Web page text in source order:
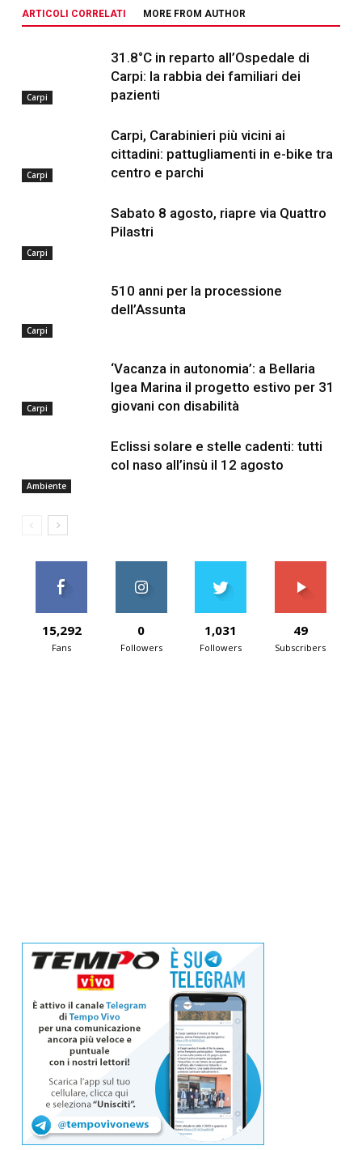
ARTICOLI CORRELATI MORE FROM AUTHOR
Carpi
31.8°C in reparto all’Ospedale di
Carpi: la rabbia dei familiari dei
pazienti
Carpi
Carpi, Carabinieri più vicini ai
cittadini: pattugliamenti in e-bike tra
centro e parchi
Carpi
Sabato 8 agosto, riapre via Quattro
Pilastri
Carpi
510 anni per la processione
dell’Assunta
Carpi
‘Vacanza in autonomia’: a Bellaria
Igea Marina il progetto estivo per 31
giovani con disabilità
Ambiente
Eclissi solare e stelle cadenti: tutti
col naso all’insù il 12 agosto
15,292
Fans
0
Followers
1,031
Followers
49
Subscribers